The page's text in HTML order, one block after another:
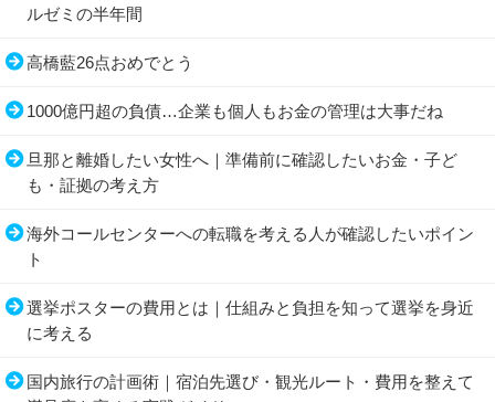
ルゼミの半年間
高橋藍26点おめでとう
1000億円超の負債…企業も個人もお金の管理は大事だね
旦那と離婚したい女性へ｜準備前に確認したいお金・子ど
も・証拠の考え方
海外コールセンターへの転職を考える人が確認したいポイン
ト
選挙ポスターの費用とは｜仕組みと負担を知って選挙を身近
に考える
国内旅行の計画術｜宿泊先選び・観光ルート・費用を整えて